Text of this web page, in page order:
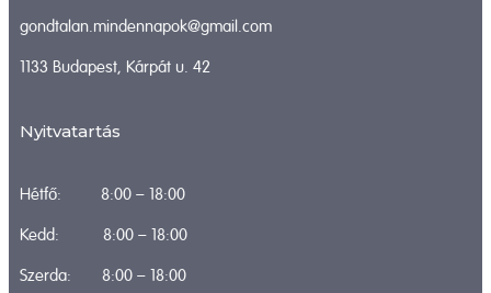
gondtalan.mindennapok@gmail.com
1133 Budapest, Kárpát u. 42
Nyitvatartás
Hétfő: 8:00 – 18:00
Kedd: 8:00 – 18:00
Szerda: 8:00 – 18:00